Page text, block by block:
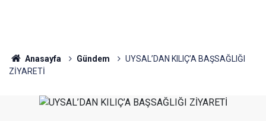
Anasayfa Gündem
UYSAL’DAN KILIÇ’A BAŞSAĞLIĞI
ZİYARETİ